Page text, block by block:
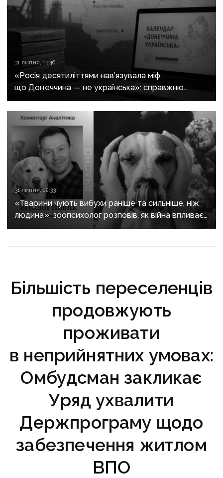
31 липня, 13:46
«Росія десятиліттями нав’язувала міф,
що Донеччина — не українська»: справжню
історію регіону зберуть в унікальному календарі
31 липня, 12:33
«Тварини чують вибухи раніше та сильніше, ніж
людина»: зоопсихолог розповів, як війна впливає
на домашніх улюбленців
Більшість переселенців
продовжують
проживати
в неприйнятних умовах:
Омбудсман закликає
Уряд ухвалити
Держпрограму щодо
забезпечення житлом
ВПО